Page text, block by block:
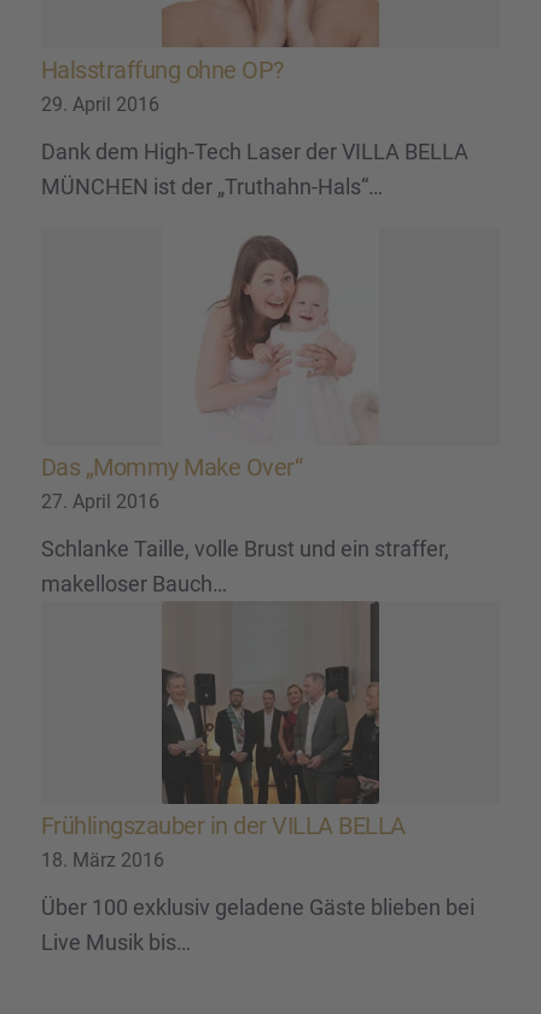
Halsstraf­fung ohne OP?
29. April 2016
Dank dem High-Tech Laser der VILLA BELLA
MÜNCHEN ist der „Truthahn-Hals“…
Das „Mommy Make Over“
27. April 2016
Schlanke Taille, volle Brust und ein straffer,
makelloser Bauch…
Frühlings­zau­ber in der VILLA BELLA
18. März 2016
Über 100 exklusiv geladene Gäste blieben bei
Live Musik bis…